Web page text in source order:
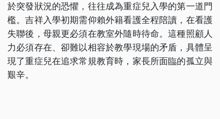
於突發狀況的恐懼，往往成為重症兒入學的第一道門
檻。吉祥入學初期需仰賴外籍看護全程陪讀，在看護
失聯後，母親更必須在教室外隨時待命。這種照顧人
力必須存在、卻難以相容於教學現場的矛盾，具體呈
現了重症兒在追求常規教育時，家長所面臨的孤立與
艱辛。